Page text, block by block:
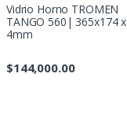
Vidrio Horno TROMEN
TANGO 560| 365x174 x
4mm
$144,000.00